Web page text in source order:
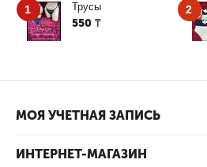
1 Трусы
550 ₸
2
МОЯ УЧЕТНАЯ ЗАПИСЬ
ИНТЕРНЕТ-МАГАЗИН